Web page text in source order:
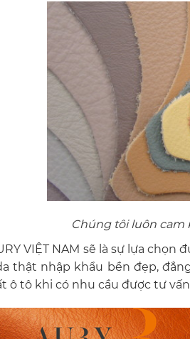
Chúng tôi luôn cam
VIỆT NAM sẽ là sự lựa chọn
thật nhập khẩu bền đẹp,
ô tô khi có nhu cầu được tư